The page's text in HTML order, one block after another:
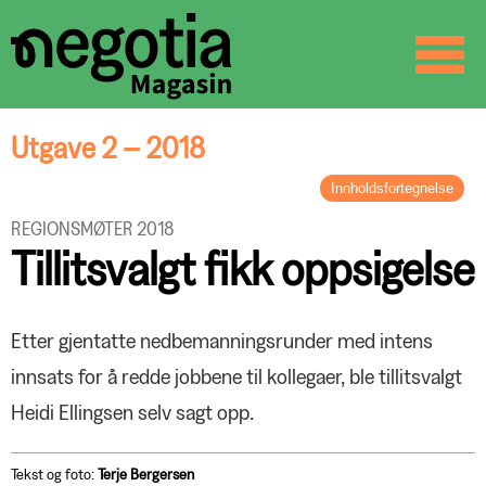
☰
Utgave 2 – 2018
Innholdsfortegnelse
Kjerneverdier
BREV FRA FORBUNDSLEDEREN
Sammen om bedre løsninger
Livskraft i Buskerud
REGIONSMØTER 2018
Fagdiskusjon og felleskap
Negotia møter studenter
REGIONSMØTER 2018
Tillitsvalgt fikk oppsigelse
Etter gjentatte nedbemanningsrunder med intens
innsats for å redde jobbene til kollegaer, ble tillitsvalgt
Heidi Ellingsen selv sagt opp.
Tekst og foto:Terje Bergersen